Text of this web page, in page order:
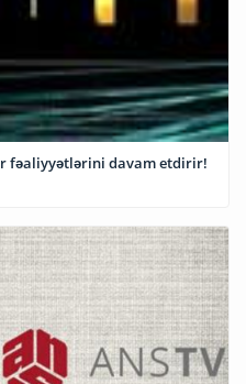
fəaliyyətlərini davam etdirir!